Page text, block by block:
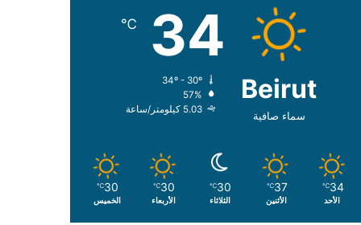
Beirut
سماء صافية
34
℃
57%
5.03 كيلومتر/ساعة
34
℃
الأحد
37
℃
الأثنين
30
℃
الثلاثاء
30
℃
الأربعاء
30
℃
الخميس